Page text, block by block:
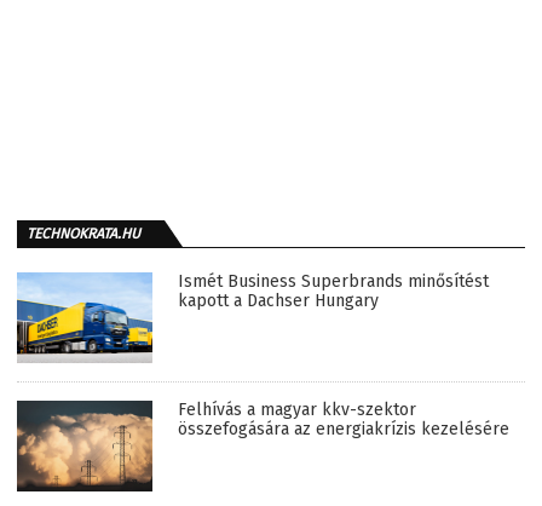
TECHNOKRATA.HU
Ismét Business Superbrands minősítést
kapott a Dachser Hungary
Felhívás a magyar kkv-szektor
összefogására az energiakrízis kezelésére